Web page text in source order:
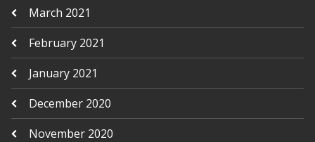
March 2021
February 2021
January 2021
December 2020
November 2020